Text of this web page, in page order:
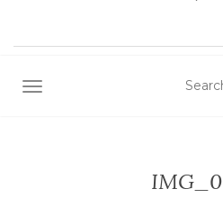
TOGGLE NAVIGATION